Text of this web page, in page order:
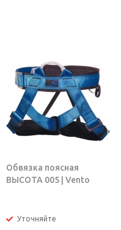
Обвязка поясная
ВЫСОТА 005 | Vento
Уточняйте